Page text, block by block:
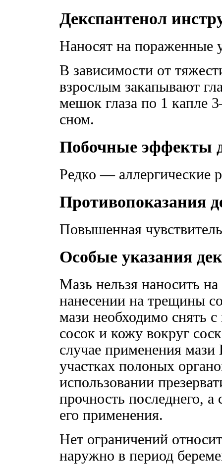
Декспантенол
Наносят на пораженные
В зависимости от
взрослым закапывают
мешок глаза по 1 капле
сном.
Побочные эффекты
Редко — аллергические
Противопоказания
Повышенная
Особые указания
Мазь нельзя наносить
нанесении на трещины
мази необходимо снять
сосок и кожу вокруг
случае применения
участках полоных
использовании
прочность последнего, а
его применения.
Нет ограничений
наружно в период